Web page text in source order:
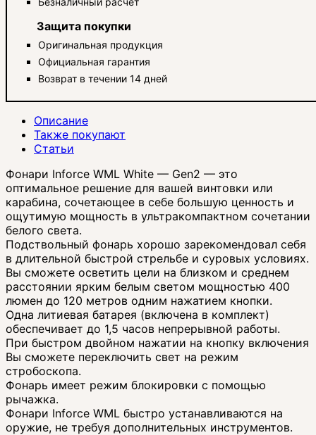
Защита покупки
Оригинальная продукция
Официальная гарантия
Возврат в течении 14 дней
Описание
Также покупают
Статьи
Фонари Inforce WML White — Gen2 — это
оптимальное решение для вашей винтовки или
карабина, сочетающее в себе большую ценность и
ощутимую мощность в ультракомпактном сочетании
белого света.
Подствольный фонарь хорошо зарекомендовал себя
в длительной быстрой стрельбе и суровых условиях.
Вы сможете осветить цели на близком и среднем
расстоянии ярким белым светом мощностью 400
люмен до 120 метров одним нажатием кнопки.
Одна литиевая батарея (включена в комплект)
обеспечивает до 1,5 часов непрерывной работы.
При быстром двойном нажатии на кнопку включения
Вы сможете переключить свет на режим
стробоскопа.
Фонарь имеет режим блокировки с помощью
рычажка.
Фонари Inforce WML быстро устанавливаются на
оружие, не требуя дополнительных инструментов.